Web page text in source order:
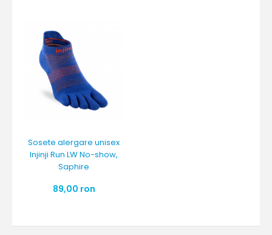
Sosete alergare unisex
Injinji Run LW No-show,
Saphire
89,00 ron